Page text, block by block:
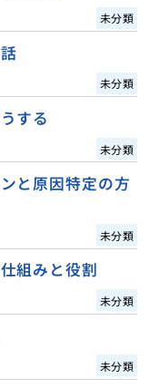
未分類
未分類
する
未分類
と原因特定の方
未分類
組みと役割
未分類
未分類